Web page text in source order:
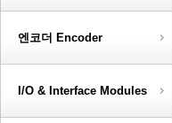
엔코더 Encoder
I/O & Interface Modules